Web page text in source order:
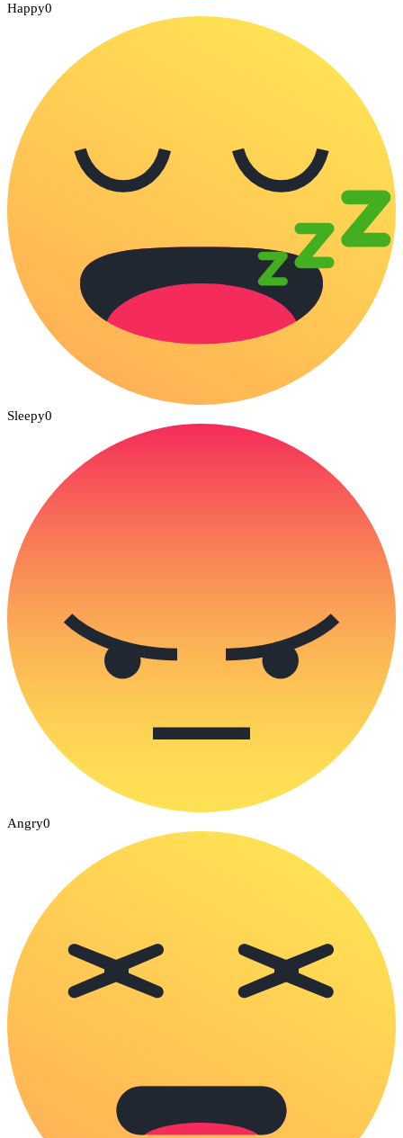
Happy0
Sleepy0
Angry0